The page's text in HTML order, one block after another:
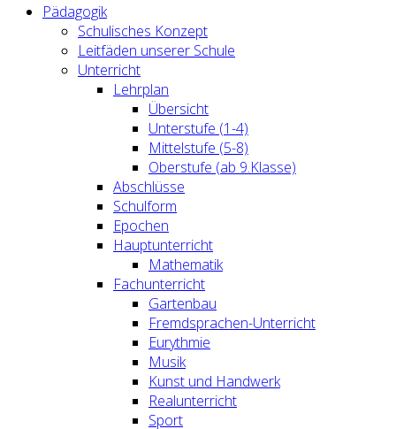
Pädagogik
Schulisches Konzept
Leitfäden unserer Schule
Unterricht
Lehrplan
Übersicht
Unterstufe (1-4)
Mittelstufe (5-8)
Oberstufe (ab 9.Klasse)
Abschlüsse
Schulform
Epochen
Hauptunterricht
Mathematik
Fachunterricht
Gartenbau
Fremdsprachen-Unterricht
Eurythmie
Musik
Kunst und Handwerk
Realunterricht
Sport